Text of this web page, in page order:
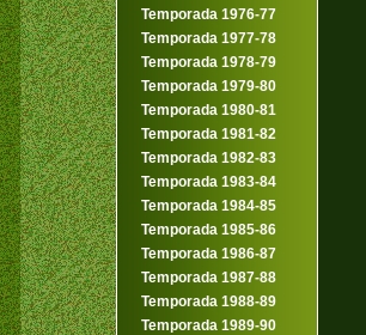
Temporada 1976-77
Temporada 1977-78
Temporada 1978-79
Temporada 1979-80
Temporada 1980-81
Temporada 1981-82
Temporada 1982-83
Temporada 1983-84
Temporada 1984-85
Temporada 1985-86
Temporada 1986-87
Temporada 1987-88
Temporada 1988-89
Temporada 1989-90